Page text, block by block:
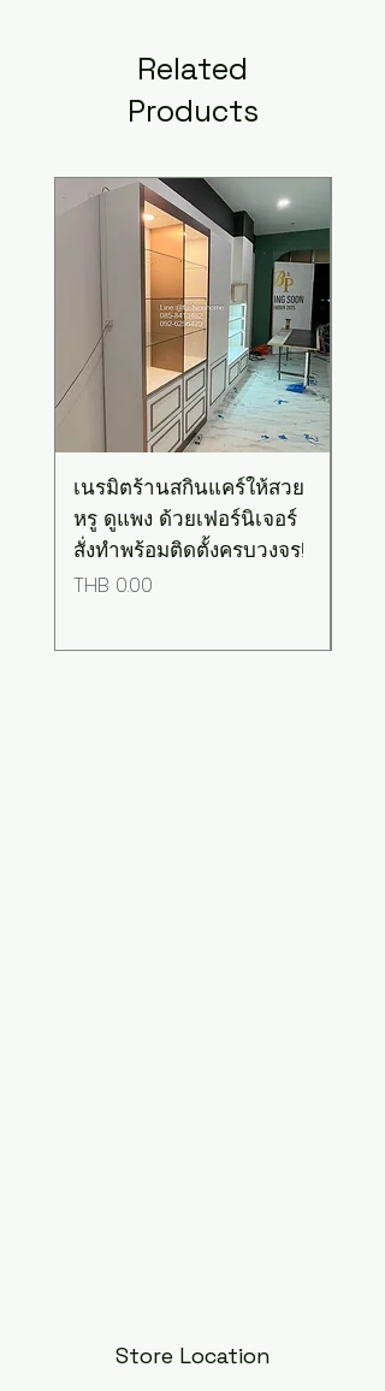
Related
Products
เนรมิตร้านสกินแคร์ให้สวย
หรู ดูแพง ด้วยเฟอร์นิเจอร์
สั่งทำพร้อมติดตั้งครบวงจร!
Price
THB 0.00
Store Location